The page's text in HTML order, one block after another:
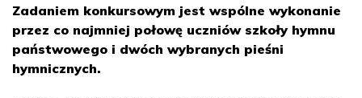
Zadaniem konkursowym jest wspólne wykonanie
przez co najmniej połowę uczniów szkoły hymnu
państwowego i dwóch wybranych pieśni
hymnicznych.